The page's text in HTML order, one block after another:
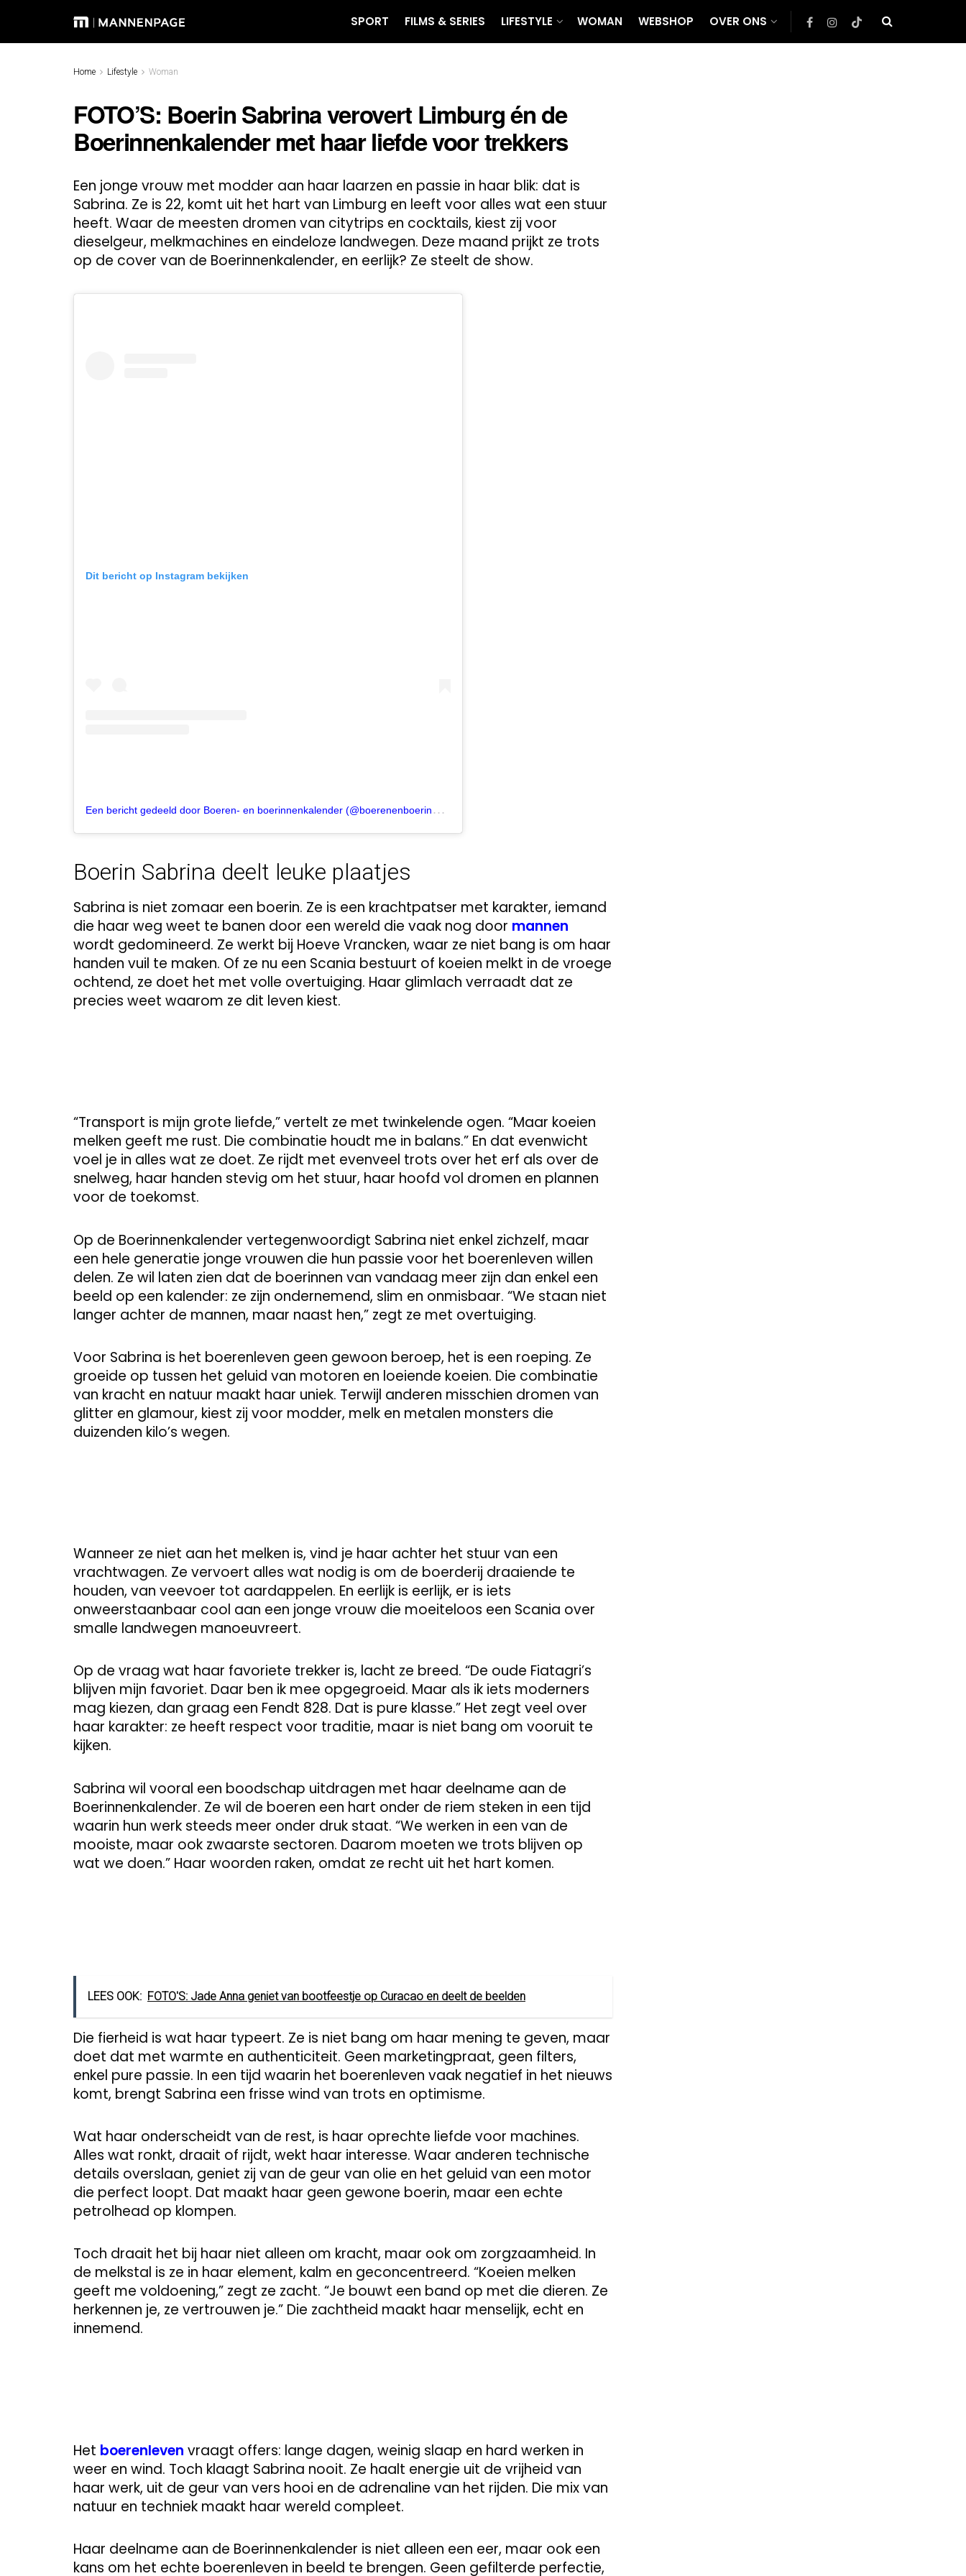
SPORT FILMS & SERIES LIFESTYLE WOMAN WEBSHOP OVER ONS
Home Lifestyle Woman
FOTO’S: Boerin Sabrina verovert Limburg én de
Boerinnenkalender met haar liefde voor trekkers
Een jonge vrouw met modder aan haar laarzen en passie in haar blik: dat is
Sabrina. Ze is 22, komt uit het hart van Limburg en leeft voor alles wat een stuur
heeft. Waar de meesten dromen van citytrips en cocktails, kiest zij voor
dieselgeur, melkmachines en eindeloze landwegen. Deze maand prijkt ze trots
op de cover van de Boerinnenkalender, en eerlijk? Ze steelt de show.
Dit bericht op Instagram bekijken
E
en bericht gedeeld door Boeren- en boerinnenkalender (@boerenenboerinnenkalender)
Boerin Sabrina deelt leuke plaatjes
Sabrina is niet zomaar een boerin. Ze is een krachtpatser met karakter, iemand
die haar weg weet te banen door een wereld die vaak nog door mannen
wordt gedomineerd. Ze werkt bij Hoeve Vrancken, waar ze niet bang is om haar
handen vuil te maken. Of ze nu een Scania bestuurt of koeien melkt in de vroege
ochtend, ze doet het met volle overtuiging. Haar glimlach verraadt dat ze
precies weet waarom ze dit leven kiest.
“Transport is mijn grote liefde,” vertelt ze met twinkelende ogen. “Maar koeien
melken geeft me rust. Die combinatie houdt me in balans.” En dat evenwicht
voel je in alles wat ze doet. Ze rijdt met evenveel trots over het erf als over de
snelweg, haar handen stevig om het stuur, haar hoofd vol dromen en plannen
voor de toekomst.
Op de Boerinnenkalender vertegenwoordigt Sabrina niet enkel zichzelf, maar
een hele generatie jonge vrouwen die hun passie voor het boerenleven willen
delen. Ze wil laten zien dat de boerinnen van vandaag meer zijn dan enkel een
beeld op een kalender: ze zijn ondernemend, slim en onmisbaar. “We staan niet
langer achter de mannen, maar naast hen,” zegt ze met overtuiging.
Voor Sabrina is het boerenleven geen gewoon beroep, het is een roeping. Ze
groeide op tussen het geluid van motoren en loeiende koeien. Die combinatie
van kracht en natuur maakt haar uniek. Terwijl anderen misschien dromen van
glitter en glamour, kiest zij voor modder, melk en metalen monsters die
duizenden kilo’s wegen.
Wanneer ze niet aan het melken is, vind je haar achter het stuur van een
vrachtwagen. Ze vervoert alles wat nodig is om de boerderij draaiende te
houden, van veevoer tot aardappelen. En eerlijk is eerlijk, er is iets
onweerstaanbaar cool aan een jonge vrouw die moeiteloos een Scania over
smalle landwegen manoeuvreert.
Op de vraag wat haar favoriete trekker is, lacht ze breed. “De oude Fiatagri’s
blijven mijn favoriet. Daar ben ik mee opgegroeid. Maar als ik iets moderners
mag kiezen, dan graag een Fendt 828. Dat is pure klasse.” Het zegt veel over
haar karakter: ze heeft respect voor traditie, maar is niet bang om vooruit te
kijken.
Sabrina wil vooral een boodschap uitdragen met haar deelname aan de
Boerinnenkalender. Ze wil de boeren een hart onder de riem steken in een tijd
waarin hun werk steeds meer onder druk staat. “We werken in een van de
mooiste, maar ook zwaarste sectoren. Daarom moeten we trots blijven op
wat we doen.” Haar woorden raken, omdat ze recht uit het hart komen.
LEES OOK: FOTO'S: Jade Anna geniet van bootfeestje op Curacao en deelt de beelden
Die fierheid is wat haar typeert. Ze is niet bang om haar mening te geven, maar
doet dat met warmte en authenticiteit. Geen marketingpraat, geen filters,
enkel pure passie. In een tijd waarin het boerenleven vaak negatief in het nieuws
komt, brengt Sabrina een frisse wind van trots en optimisme.
Wat haar onderscheidt van de rest, is haar oprechte liefde voor machines.
Alles wat ronkt, draait of rijdt, wekt haar interesse. Waar anderen technische
details overslaan, geniet zij van de geur van olie en het geluid van een motor
die perfect loopt. Dat maakt haar geen gewone boerin, maar een echte
petrolhead op klompen.
Toch draait het bij haar niet alleen om kracht, maar ook om zorgzaamheid. In
de melkstal is ze in haar element, kalm en geconcentreerd. “Koeien melken
geeft me voldoening,” zegt ze zacht. “Je bouwt een band op met die dieren. Ze
herkennen je, ze vertrouwen je.” Die zachtheid maakt haar menselijk, echt en
innemend.
Het boerenleven vraagt offers: lange dagen, weinig slaap en hard werken in
weer en wind. Toch klaagt Sabrina nooit. Ze haalt energie uit de vrijheid van
haar werk, uit de geur van vers hooi en de adrenaline van het rijden. Die mix van
natuur en techniek maakt haar wereld compleet.
Haar deelname aan de Boerinnenkalender is niet alleen een eer, maar ook een
kans om het echte boerenleven in beeld te brengen. Geen gefilterde perfectie,